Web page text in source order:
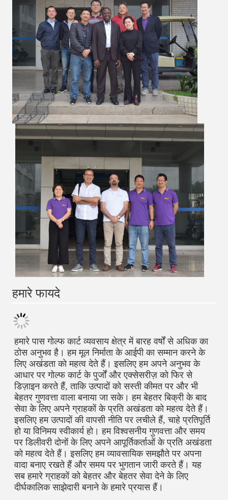
हमारे फायदे
हमारे पास गोल्फ कार्ट व्यवसाय क्षेत्र में बारह वर्षों से अधिक का
ठोस अनुभव है। हम मूल निर्माता के आईपी का सम्मान करने के
लिए अखंडता को महत्व देते हैं। इसलिए हम अपने अनुभव के
आधार पर गोल्फ कार्ट के पुर्जों और एक्सेसरीज़ को फिर से
डिज़ाइन करते हैं, ताकि उत्पादों को सस्ती कीमत पर और भी
बेहतर गुणवत्ता वाला बनाया जा सके। हम बेहतर बिक्री के बाद
सेवा के लिए अपने ग्राहकों के प्रति अखंडता को महत्व देते हैं।
इसलिए हम उत्पादों की वापसी नीति पर लचीले हैं, चाहे प्रतिपूर्ति
हो या विनिमय स्वीकार्य हो। हम विश्वसनीय गुणवत्ता और समय
पर डिलीवरी दोनों के लिए अपने आपूर्तिकर्ताओं के प्रति अखंडता
को महत्व देते हैं। इसलिए हम व्यावसायिक समझौते पर अपना
वादा बनाए रखते हैं और समय पर भुगतान जारी करते हैं। यह
सब हमारे ग्राहकों को बेहतर और बेहतर सेवा देने के लिए
दीर्घकालिक साझेदारी बनाने के हमारे प्रयास हैं।